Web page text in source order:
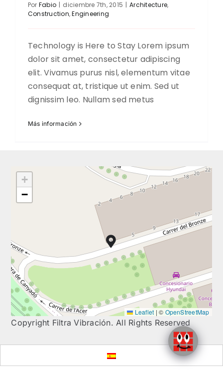
Por Fabio | diciembre 7th, 2015 | Architecture,
Construction,Engineering
Technology is Here to Stay Lorem ipsum
dolor sit amet, consectetur adipiscing
elit. Vivamus purus nisl, elementum vitae
consequat at, tristique ut enim. Sed ut
dignissim leo. Nullam sed metus
Más información
+
−
Leaflet | © OpenStreetMap
Copyright Filtra Vibración. All Rights Reserved